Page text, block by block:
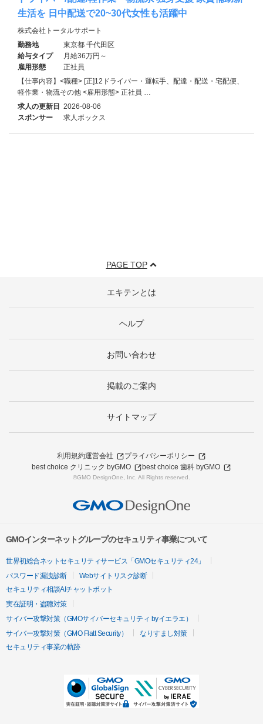
生活を 日中配送で20~30代女性も活躍中
株式会社トータルサポート
勤務地
東京都 千代田区
給与タイプ
月給36万円～
雇用形態
正社員
【仕事内容】<職種> [正]12ドライバー・運転手、配達・配送・宅配便、
軽作業・物流その他 <雇用形態> 正社員 …
求人の更新日 2026-08-06
スポンサー
求人ボックス
PAGE TOP
エキテンとは
ヘルプ
お問い合わせ
掲載のご案内
サイトマップ
利用規約運営会社
プライバシーポリシー
best choice クリニック byGMO
best choice 歯科 byGMO
©GMO DesignOne, Inc. All Rights reserved.
GMOインターネットグループのセキュリティ事業について
世界初総合ネットセキュリティサービス「GMOセキュリティ24」
パスワード漏洩診断
Webサイトリスク診断
セキュリティ相談AIチャットボット
実在証明・盗聴対策
サイバー攻撃対策（GMOサイバーセキュリティ byイエラエ）
サイバー攻撃対策（GMO Flatt Security）
なりすまし対策
セキュリティ事業の軌跡